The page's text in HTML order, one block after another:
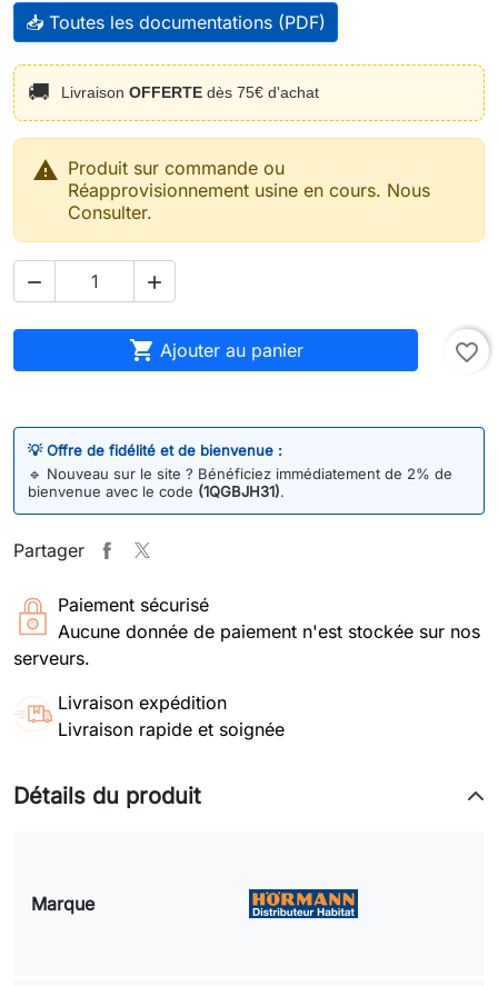
📥 Toutes les documentations (PDF)
🚚 Livraison OFFERTE dès 75€ d'achat
 Produit sur commande ou
Réapprovisionnement usine en cours. Nous
Consulter.
 
 Ajouter au panier favorite_border
💡 Offre de fidélité et de bienvenue :
🔹 Nouveau sur le site ? Bénéficiez immédiatement de 2% de
bienvenue avec le code (1QGBJH31).
Partager
Paiement sécurisé
Aucune donnée de paiement n'est stockée sur nos
serveurs.
Livraison expédition
Livraison rapide et soignée
Détails du produit
Marque